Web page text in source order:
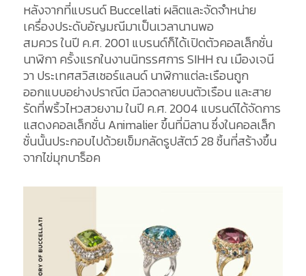
หลังจากที่แบรนด์Buccellatiผลิตและจัดจำหน่าย
เครื่องประดับอัญมณีมาเป็นเวลานานพอ
สมควรในปีค.ศ. 2001แบรนด์ก็ได้เปิดตัวคอลเล็กชั่น
นาฬิกาครั้งแรกในงานนิทรรศการSIHH ณ เมืองเจนี
วาประเทศสวิสเซอร์แลนด์นาฬิกาแต่ละเรือนถูก
ออกแบบอย่างปราณีตมีลวดลายบนตัวเรือนและสาย
รัดที่พริ้วไหวสวยงามในปีค.ศ. 2004 แบรนด์ได้จัดการ
แสดงคอลเล็กชั่นAnimalierขึ้นที่มิลานซึ่งในคอลเล็ก
ชั่นนั้นประกอบไปด้วยเข็มกลัดรูปสัตว์28ชิ้นที่สร้างขึ้น
จากไข่มุกบาร็อค